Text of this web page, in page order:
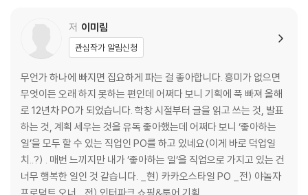
__PIC 3단계 : 실행
__PIC 4단계 : 가설 검증
05 ‘아하 모먼트’를 찾아서
__고객으로부터 항상 시작하기
__‘아하 모먼트’를 찾아서
__‘아하 모먼트’와 ‘리텐션’
__‘아하 모먼트’까지 가는 가장 빠르고 쉬운 길
__‘아하 모먼트’를 널리 알리기
__고객이 ‘아하 모먼트’에 가장 쉽고 빠르게 도달할 수 있는 방법을 고민하
저 이미림
관심작가 알림신청
무언가 하나에 빠지면 집요하게 파는 걸 좋아합니다. 흥미가 없으면
무엇이든 오래 하지 못하는 편인데 어쩌다 보니 기획에 푹 빠져 올해
로 12년차 PO가 되었습니다. 학창 시절부터 글을 읽고 쓰는 것, 발표
하는 것, 계획 세우는 것을 유독 좋아했는데 어쩌다 보니 ‘좋아하는
일’을 모두 할 수 있는 직업인 PO를 하고 있네요(이게 바로 덕업일
치..?) . 매번 느끼지만 내가 ’좋아하는 일‘을 직업으로 가지고 있는 건
너무 행복한 일인 것 같습니다. _현) 카카오스타일 PO _전) 야놀자